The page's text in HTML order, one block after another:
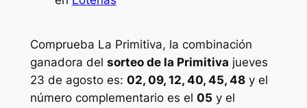
Comprueba La Primitiva, la combinación
ganadora del sorteo de la Primitiva jueves
23 de agosto es: 02, 09, 12, 40, 45, 48y el
número complementario es el 05 y el